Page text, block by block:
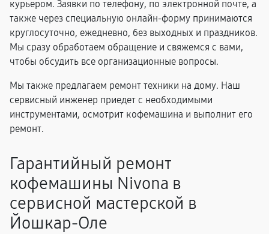
курьером. Заявки по телефону, по электронной почте, а
также через специальную онлайн-форму принимаются
круглосуточно, ежедневно, без выходных и праздников.
Мы сразу обработаем обращение и свяжемся с вами,
чтобы обсудить все организационные вопросы.
Мы также предлагаем ремонт техники на дому. Наш
сервисный инженер приедет с необходимыми
инструментами, осмотрит кофемашина и выполнит его
ремонт.
Гарантийный ремонт
кофемашины Nivona в
сервисной мастерской в
Йошкар-Оле